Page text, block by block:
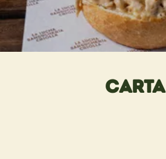
Carta
PROMOCIONES